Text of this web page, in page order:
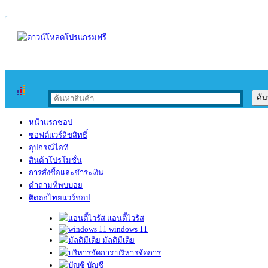
หน้าแรกชอป
ซอฟต์แวร์ลิขสิทธิ์
อุปกรณ์ไอที
สินค้าโปรโมชั่น
การสั่งซื้อและชำระเงิน
คำถามที่พบบ่อย
ติดต่อไทยแวร์ชอป
แอนตี้ไวรัส
windows 11
มัลติมีเดีย
บริหารจัดการ
บัญชี